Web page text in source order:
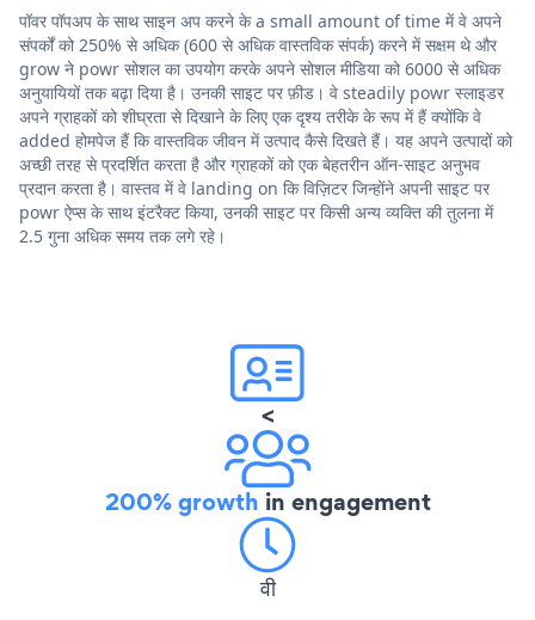
पॉवर पॉपअप के साथ साइन अप करने के a small amount of time में वे अपने
संपर्कों को 250% से अधिक (600 से अधिक वास्तविक संपर्क) करने में सक्षम थे और
grow ने powr सोशल का उपयोग करके अपने सोशल मीडिया को 6000 से अधिक
अनुयायियों तक बढ़ा दिया है। उनकी साइट पर फ़ीड। वे steadily powr स्लाइडर
अपने ग्राहकों को शीघ्रता से दिखाने के लिए एक दृश्य तरीके के रूप में हैं क्योंकि वे
added होमपेज हैं कि वास्तविक जीवन में उत्पाद कैसे दिखते हैं। यह अपने उत्पादों को
अच्छी तरह से प्रदर्शित करता है और ग्राहकों को एक बेहतरीन ऑन-साइट अनुभव
प्रदान करता है। वास्तव में वे landing on कि विज़िटर जिन्होंने अपनी साइट पर
powr ऐप्स के साथ इंटरैक्ट किया, उनकी साइट पर किसी अन्य व्यक्ति की तुलना में
2.5 गुना अधिक समय तक लगे रहे।
<
200% growth in engagement
वी